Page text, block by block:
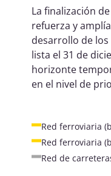
La finalización
refuerza y
desarrollo de
lista el 31 de
horizonte
en el nivel de
Red ferroviaria
Red ferroviaria
Red de